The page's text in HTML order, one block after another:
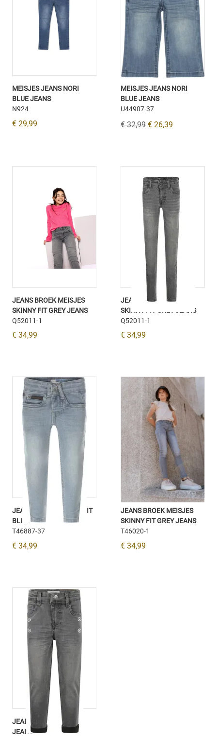
MEISJES JEANS NORI
BLUE JEANS
N924
€ 29,99
MEISJES JEANS NORI
BLUE JEANS
U44907-37
€ 32,99 € 26,39
JEANS BROEK MEISJES
SKINNY FIT GREY JEANS
Q52011-1
€ 34,99
JEANS BROEK MEISJES
SKINNY FIT GREY JEANS
Q52011-1
€ 34,99
JEANS BROEK SKINNY FIT
BLUE
T46887-37
€ 34,99
JEANS BROEK MEISJES
SKINNY FIT GREY JEANS
T46020-1
€ 34,99
JEANS BROEK BLACK
JEANS